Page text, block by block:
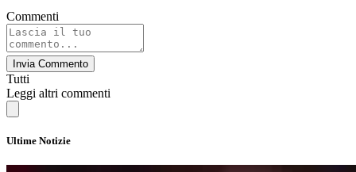
Commenti
Invia Commento
Tutti
Leggi altri commenti
Ultime Notizie